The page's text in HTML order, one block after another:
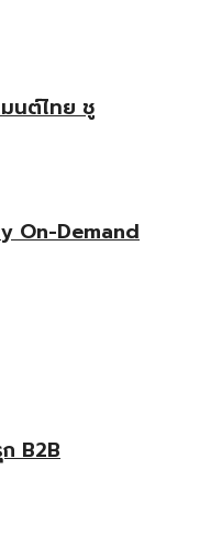
มนต์ไทย ชู
On-Demand
B2B